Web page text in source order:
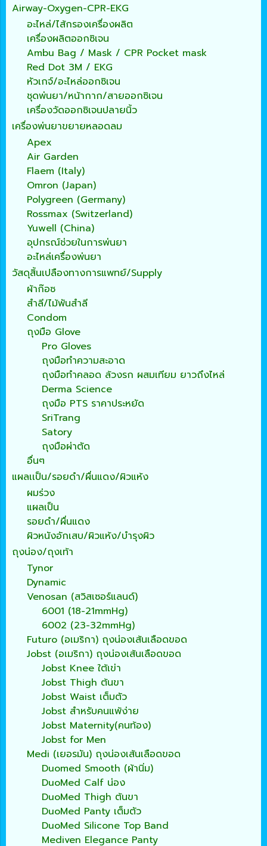
Airway-Oxygen-CPR-EKG
อะไหล่/ไส้กรองเครื่องผลิต
เครื่องผลิตออกซิเจน
Ambu Bag / Mask / CPR Pocket mask
Red Dot 3M / EKG
หัวเกจ์/อะไหล่ออกซิเจน
ชุดพ่นยา/หน้ากาก/สายออกซิเจน
เครื่องวัดออกซิเจนปลายนิ้ว
เครื่องพ่นยาขยายหลอดลม
Apex
Air Garden
Flaem (Italy)
Omron (Japan)
Polygreen (Germany)
Rossmax (Switzerland)
Yuwell (China)
อุปกรณ์ช่วยในการพ่นยา
อะไหล่เครื่องพ่นยา
วัสดุสิ้นเปลืองทางการแพทย์/Supply
ผ้าก๊อซ
สำลี/ไม้พันสำลี
Condom
ถุงมือ Glove
Pro Gloves
ถุงมือทำความสะอาด
ถุงมือทำคลอด ล้วงรก ผสมเทียม ยาวถึงไหล่
Derma Science
ถุงมือ PTS ราคาประหยัด
SriTrang
Satory
ถุงมือผ่าตัด
อื่นๆ
แผลเเป็น/รอยดำ/ผื่นแดง/ผิวแห้ง
ผมร่วง
แผลเป็น
รอยดำ/ผื่นแดง
ผิวหนังอักเสบ/ผิวแห้ง/บำรุงผิว
ถุงน่อง/ถุงเท้า
Tynor
Dynamic
Venosan (สวิสเซอร์แลนด์)
6001 (18-21mmHg)
6002 (23-32mmHg)
Futuro (อเมริกา) ถุงน่องเส้นเลือดขอด
Jobst (อเมริกา) ถุงน่องเส้นเลือดขอด
Jobst Knee ใต้เข่า
Jobst Thigh ต้นขา
Jobst Waist เต็มตัว
Jobst สำหรับคนแพ้ง่าย
Jobst Maternity(คนท้อง)
Jobst for Men
Medi (เยอรมัน) ถุงน่องเส้นเลือดขอด
Duomed Smooth (ผ้านิ่ม)
DuoMed Calf น่อง
DuoMed Thigh ต้นขา
DuoMed Panty เต็มตัว
DuoMed Silicone Top Band
Mediven Elegance Panty